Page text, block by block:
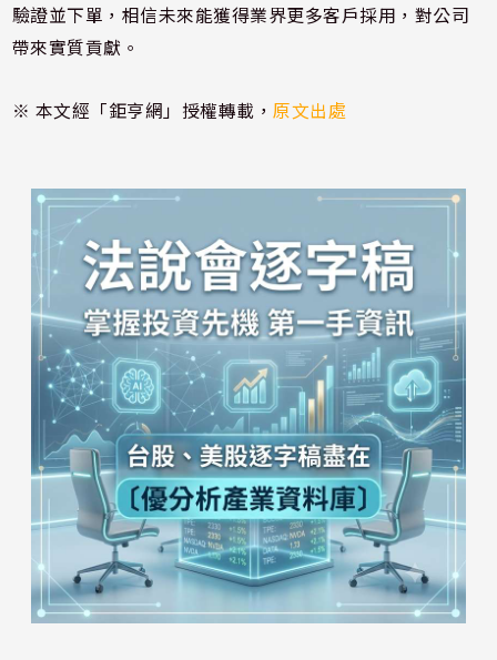
驗證並下單，相信未來能獲得業界更多客戶採用，對公司
帶來實質貢獻。
※ 本文經「鉅亨網」授權轉載，原文出處